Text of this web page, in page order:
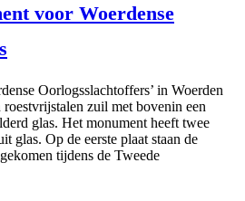
voor Woerdense
Oorlogsslachtoffers’ in Woerden
roestvrijstalen zuil met bovenin een
glas. Het monument heeft twee
glas. Op de eerste plaat staan de
tijdens de Tweede